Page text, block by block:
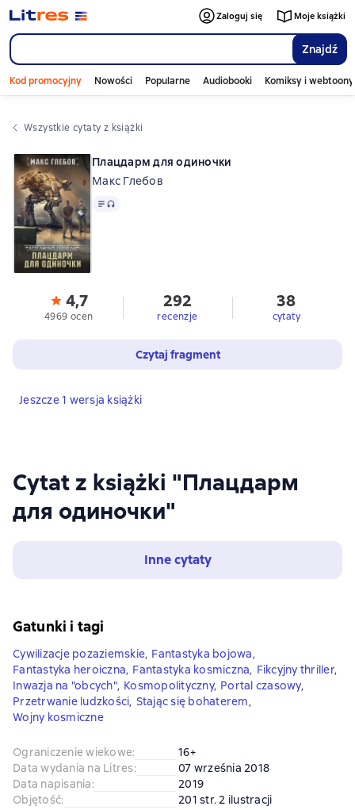
Znajdź
Zaloguj się Moje książki
Kod promocyjny Nowości Popularne Audiobooki Komiksy i webtoony
Wszystkie cytaty z książki
Cytat z książki "Плацдарм
для одиночки"
Inne cytaty
Плацдарм для одиночки
Макс Глебов
Tekst
4,7
4969 ocen
292
recenzje
38
cytaty
Czytaj fragment
Jeszcze 1 wersja książki
Gatunki i tagi
Cywilizacje pozaziemskie, Fantastyka bojowa,
Fantastyka heroiczna, Fantastyka kosmiczna, Fikcyjny thriller,
Inwazja na "obcych", Kosmopolityczny, Portal czasowy,
Przetrwanie ludzkości, Stając się bohaterem,
Wojny kosmiczne
Ograniczenie wiekowe:
16+
Data wydania na Litres:
07 września 2018
Data napisania:
2019
Objętość:
201 str. 2 ilustracji